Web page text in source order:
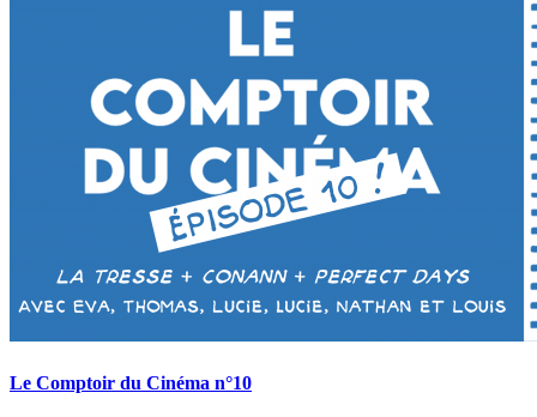
Le Comptoir du Cinéma n°10